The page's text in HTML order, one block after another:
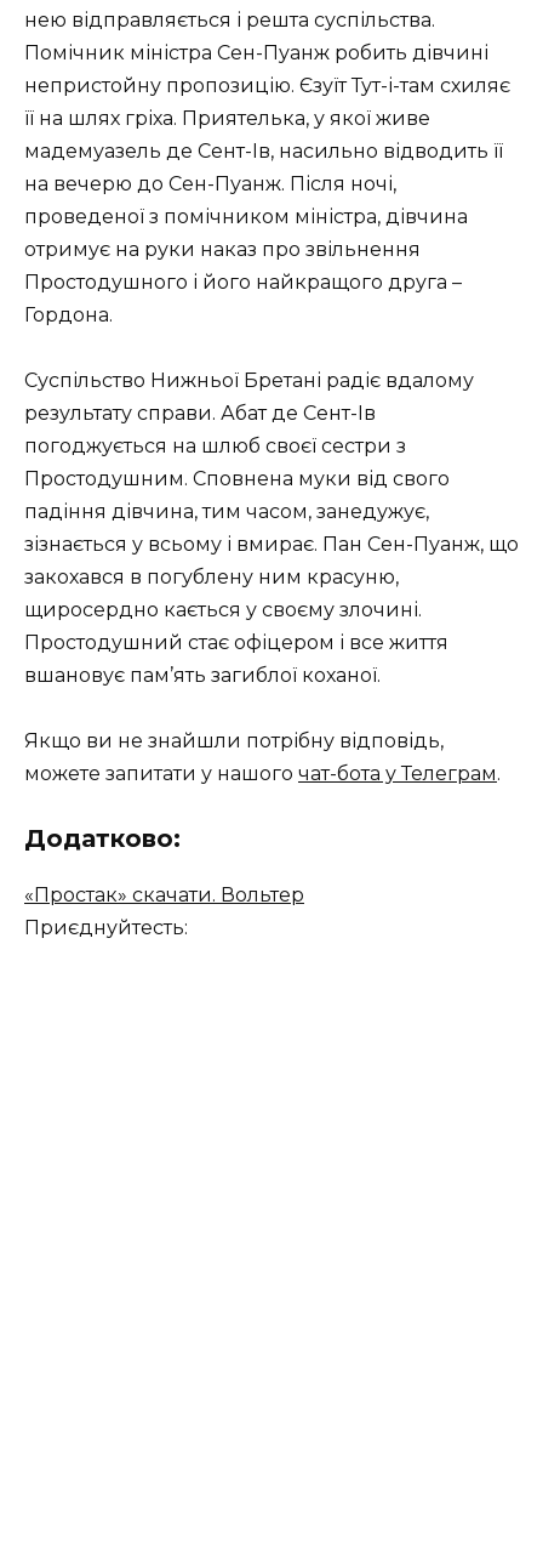
нею відправляється і решта суспільства.
Помічник міністра Сен-Пуанж робить дівчині
непристойну пропозицію. Єзуїт Тут-і-там схиляє
її на шлях гріха. Приятелька, у якої живе
мадемуазель де Сент-Ів, насильно відводить її
на вечерю до Сен-Пуанж. Після ночі,
проведеної з помічником міністра, дівчина
отримує на руки наказ про звільнення
Простодушного і його найкращого друга –
Гордона.
Суспільство Нижньої Бретані радіє вдалому
результату справи. Абат де Сент-Ів
погоджується на шлюб своєї сестри з
Простодушним. Сповнена муки від свого
падіння дівчина, тим часом, занедужує,
зізнається у всьому і вмирає. Пан Сен-Пуанж, що
закохався в погублену ним красуню,
щиросердно кається у своєму злочині.
Простодушний стає офіцером і все життя
вшановує пам’ять загиблої коханої.
Якщо ви не знайшли потрібну відповідь,
можете запитати у нашого чат-бота у Телеграм.
Додатково:
«Простак» скачати. Вольтер
Приєднуйтесть: